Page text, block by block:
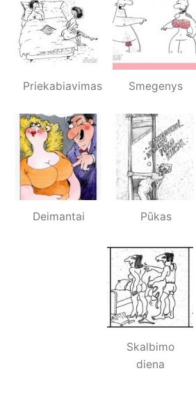
Priekabiavimas Smegenys
Deimantai Pūkas
Skalbimo
diena